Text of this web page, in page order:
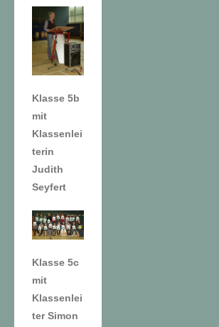
Klasse 5b
mit
Klassenlei
terin
Judith
Seyfert
Klasse 5c
mit
Klassenlei
ter Simon